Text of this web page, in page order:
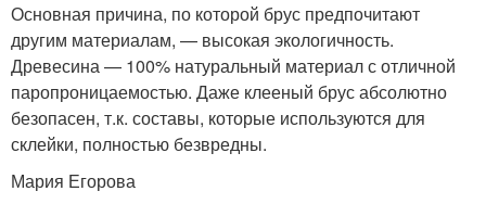
Основная причина, по которой брус предпочитают
другим материалам, — высокая экологичность.
Древесина — 100% натуральный материал с отличной
паропроницаемостью. Даже клееный брус абсолютно
безопасен, т.к. составы, которые используются для
склейки, полностью безвредны.
Мария Егорова